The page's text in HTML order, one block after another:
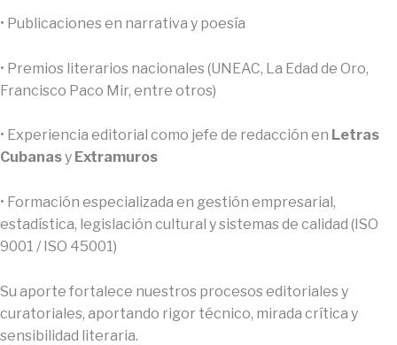
• Publicaciones en narrativa y poesía
• Premios literarios nacionales (UNEAC, La Edad de Oro,
Francisco Paco Mir, entre otros)
• Experiencia editorial como jefe de redacción en Letras
Cubanasy Extramuros
• Formación especializada en gestión empresarial,
estadística, legislación cultural y sistemas de calidad (ISO
9001 / ISO 45001)
Su aporte fortalece nuestros procesos editoriales y
curatoriales, aportando rigor técnico, mirada crítica y
sensibilidad literaria.